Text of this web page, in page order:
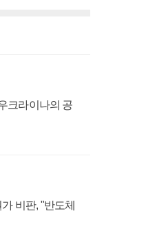
크라이나의 공
비판, "반도체